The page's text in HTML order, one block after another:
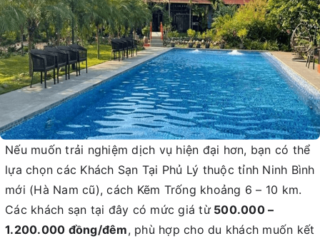
Nếu muốn trải nghiệm dịch vụ hiện đại hơn, bạn có thể
lựa chọn các Khách Sạn Tại Phủ Lý thuộc tỉnh Ninh Bình
mới (Hà Nam cũ), cách Kẽm Trống khoảng 6 – 10 km.
Các khách sạn tại đây có mức giá từ500.000 –
1.200.000 đồng/đêm, phù hợp cho du khách muốn kết